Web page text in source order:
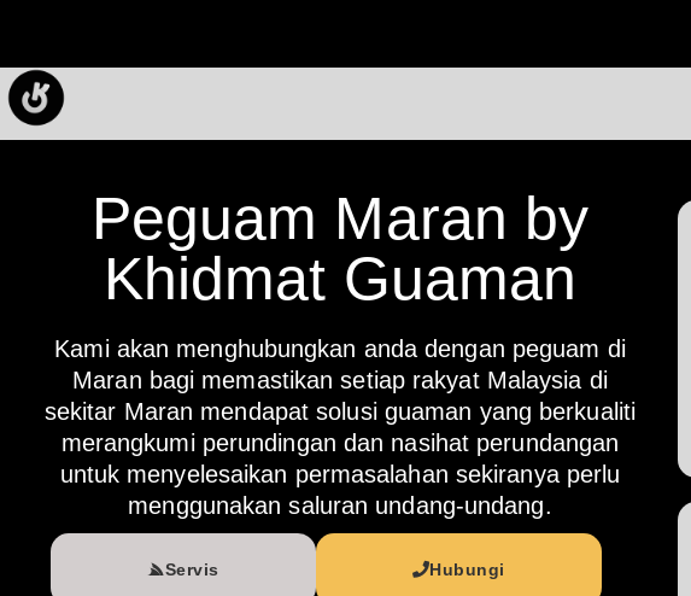
Peguam Maran by
Khidmat Guaman
Kami akan menghubungkan anda dengan peguam di
Maran bagi memastikan setiap rakyat Malaysia di
sekitar Maran mendapat solusi guaman yang berkualiti
merangkumi perundingan dan nasihat perundangan
untuk menyelesaikan permasalahan sekiranya perlu
menggunakan saluran undang-undang.
Servis Hubungi